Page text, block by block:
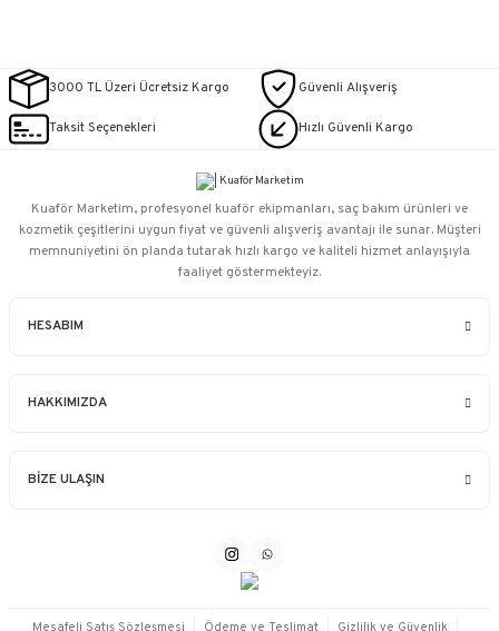
3000 TL Üzeri Ücretsiz Kargo Güvenli Alışveriş
Taksit Seçenekleri Hızlı Güvenli Kargo
HESABIM
HAKKIMIZDA
BİZE ULAŞIN
Kuaför Marketim, profesyonel kuaför ekipmanları, saç bakım ürünleri ve
kozmetik çeşitlerini uygun fiyat ve güvenli alışveriş avantajı ile sunar. Müşteri
memnuniyetini ön planda tutarak hızlı kargo ve kaliteli hizmet anlayışıyla
faaliyet göstermekteyiz.
Mesafeli Satış Sözleşmesi Ödeme ve Teslimat Gizlilik ve Güvenlik